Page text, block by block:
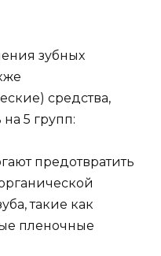
зубных
средства,
5 групп:
предотвратить
такие как
пленочные